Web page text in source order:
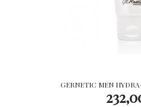
GERNETIC MEN